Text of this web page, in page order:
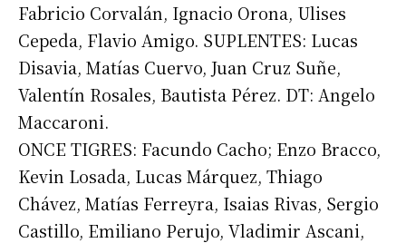
Fabricio Corvalán, Ignacio Orona, Ulises
Cepeda, Flavio Amigo. SUPLENTES: Lucas
Disavia, Matías Cuervo, Juan Cruz Suñe,
Valentín Rosales, Bautista Pérez. DT: Angelo
Maccaroni.
ONCE TIGRES: Facundo Cacho; Enzo Bracco,
Kevin Losada, Lucas Márquez, Thiago
Chávez, Matías Ferreyra, Isaias Rivas, Sergio
Castillo, Emiliano Perujo, Vladimir Ascani,